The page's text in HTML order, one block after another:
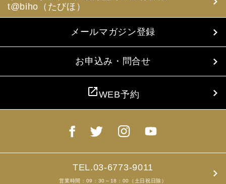
報を当社らに提供することについて連絡先の方の同意を得
るものとします。
4. お客様個人情報の収集・利用について
当社は、お客様の個人情報を収集、利用するにあたり、以
下の取扱いをしておりますことを予めご承知おき願いま
(1) 収集目的、利用範囲をパンフレット、お申込書に明示
(2) お客様の同意がない限り、収集目的以外に使用いたし
し、同意を得ます。
(4) お客様が未成年者の場合、親権者の同意を得ます。
た、お申込のあった旅行の手配及び旅程の管理のために、
以下の当社のグループ企業とお客様情報を共有する場合が
ありますが、厳重に管理・保管いたします。
t@biho（たびほ）
メールマガジン登録
お申込み・問合せ
open_in_newWEB予約
TEL.03-6773-9011
営業時間：09：30～18：00（土日祝日除）